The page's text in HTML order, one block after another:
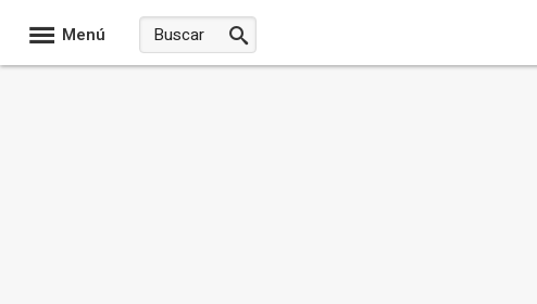
Menú